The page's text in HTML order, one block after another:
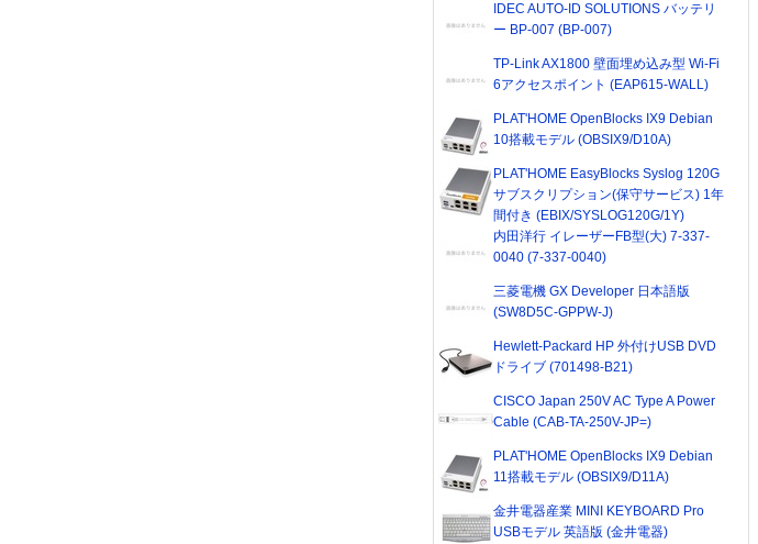
IDEC AUTO-ID SOLUTIONS バッテリ
ー BP-007 (BP-007)
TP-Link AX1800 壁面埋め込み型 Wi-Fi
6アクセスポイント (EAP615-WALL)
PLAT'HOME OpenBlocks IX9 Debian
10搭載モデル (OBSIX9/D10A)
PLAT'HOME EasyBlocks Syslog 120G
サブスクリプション(保守サービス) 1年
間付き (EBIX/SYSLOG120G/1Y)
内田洋行 イレーザーFB型(大) 7-337-
0040 (7-337-0040)
三菱電機 GX Developer 日本語版
(SW8D5C-GPPW-J)
Hewlett-Packard HP 外付けUSB DVD
ドライブ (701498-B21)
CISCO Japan 250V AC Type A Power
Cable (CAB-TA-250V-JP=)
PLAT'HOME OpenBlocks IX9 Debian
11搭載モデル (OBSIX9/D11A)
金井電器産業 MINI KEYBOARD Pro
USBモデル 英語版 (金井電器)